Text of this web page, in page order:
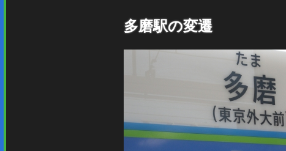
多磨駅の変遷